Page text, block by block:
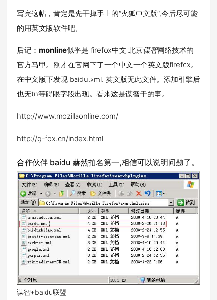
写完这帖，肯定是先干掉手上的“火狐中文版“,今后尽可能
的用英文版软件吧。
后记： monline似乎是 firefox中文 北京谋智网络技术的
官方马甲。刚才在官网下了一个中文一个英文版firefox。
在中文版下发现 baidu.xml. 英文版无此文件。添加引擎后
也无tn等碍眼字段出现。看来这是谋智干的事。
http://www.mozillaonline.com/
http://g-fox.cn/index.html
合作伙伴 baidu 赫然拍名第一,相信可以说明问题了。
谋智+baidu联盟